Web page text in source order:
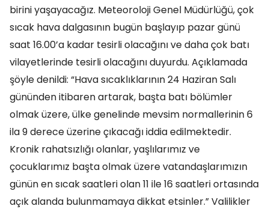
birini yaşayacağız. Meteoroloji Genel Müdürlüğü, çok
sıcak hava dalgasının bugün başlayıp pazar günü
saat 16.00’a kadar tesirli olacağını ve daha çok batı
vilayetlerinde tesirli olacağını duyurdu. Açıklamada
şöyle denildi: “Hava sıcaklıklarının 24 Haziran Salı
gününden itibaren artarak, başta batı bölümler
olmak üzere, ülke genelinde mevsim normallerinin 6
ila 9 derece üzerine çıkacağı iddia edilmektedir.
Kronik rahatsızlığı olanlar, yaşlılarımız ve
çocuklarımız başta olmak üzere vatandaşlarımızın
günün en sıcak saatleri olan 11 ile 16 saatleri ortasında
açık alanda bulunmamaya dikkat etsinler.” Valilikler